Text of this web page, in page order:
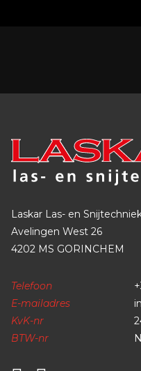
Laskar Las- en
Avelingen West 26
4202 MS GORINCHEM
Telefoon
E-mailadres
KvK-nr
BTW-nr